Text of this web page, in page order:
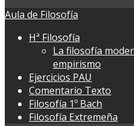
Aula de Filosofía
Hª Filosofía
La filosofía
empirismo
Ejercicios PAU
Comentario Texto
Filosofía 1º Bach
Filosofía Extremeña